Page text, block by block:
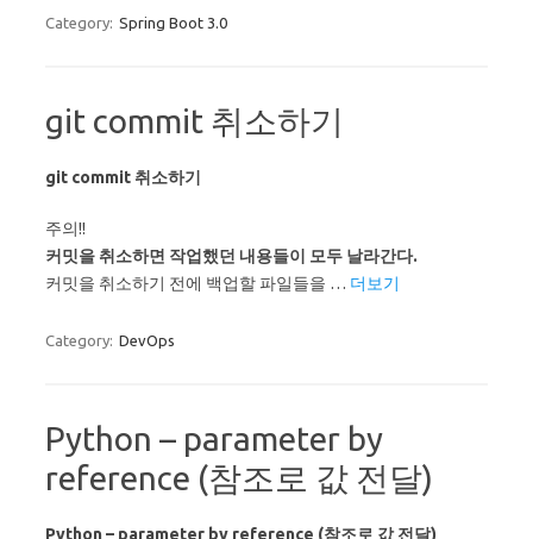
Category: Spring Boot 3.0
git commit 취소하기
git commit 취소하기
주의!!
커밋을 취소하면 작업했던 내용들이 모두 날라간다.
커밋을 취소하기 전에 백업할 파일들을 … 더보기
Category: DevOps
Python – parameter by
reference (참조로 값 전달)
Python – parameter by reference (참조로 값 전달)